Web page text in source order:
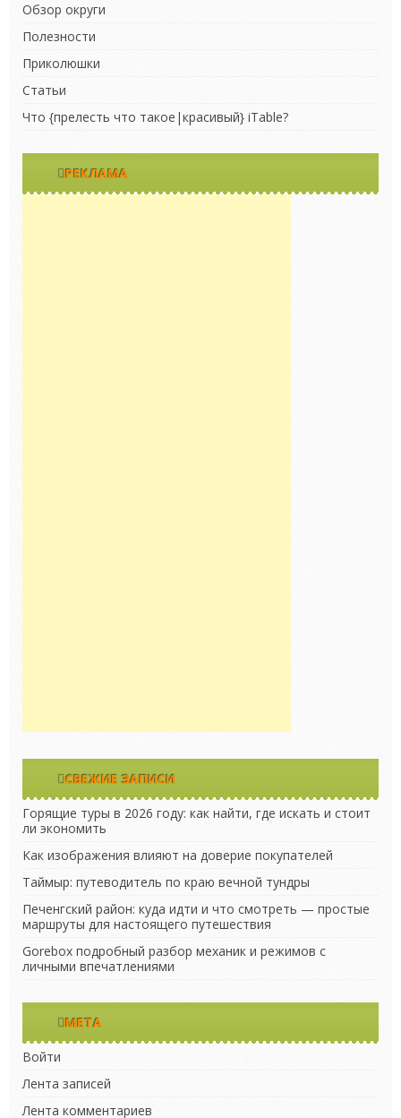
Обзор округи
Полезности
Приколюшки
Статьи
Что {прелесть что такое|красивый} iTable?
РЕКЛАМА
СВЕЖИЕ ЗАПИСИ
Горящие туры в 2026 году: как найти, где искать и стоит
ли экономить
Как изображения влияют на доверие покупателей
Таймыр: путеводитель по краю вечной тундры
Печенгский район: куда идти и что смотреть — простые
маршруты для настоящего путешествия
Gorebox подробный разбор механик и режимов с
личными впечатлениями
МЕТА
Войти
Лента записей
Лента комментариев